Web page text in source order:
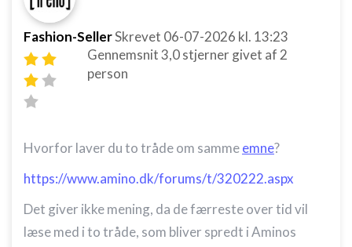
Fashion-SellerSkrevet 06-07-2026 kl. 13:23
Gennemsnit3,0stjerner givet af 2
person
Hvorfor laver du to tråde om sammeemne?
https://www.amino.dk/forums/t/320222.aspx
Det giver ikke mening, da de færreste over tid vil
læse med i to tråde, som bliver spredt i Aminos